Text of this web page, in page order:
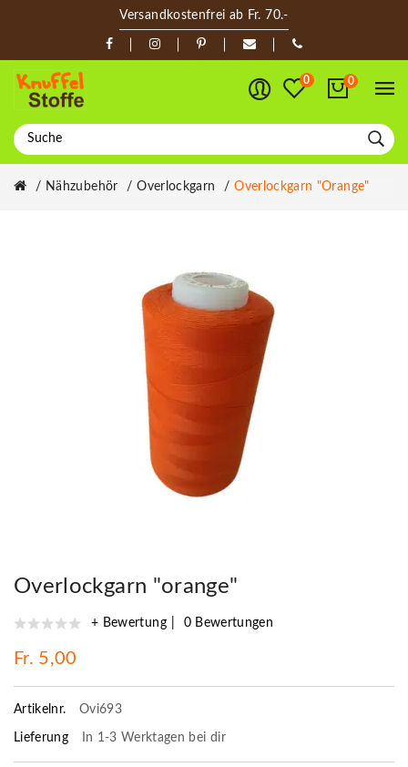
Versandkostenfrei ab Fr. 70.-
0 0
Nähzubehör Overlockgarn Overlockgarn "orange"
Overlockgarn "orange"
+ Bewertung 0 Bewertungen
Fr. 5,00
Artikelnr. Ovi693
Lieferung In 1-3 Werktagen bei dir